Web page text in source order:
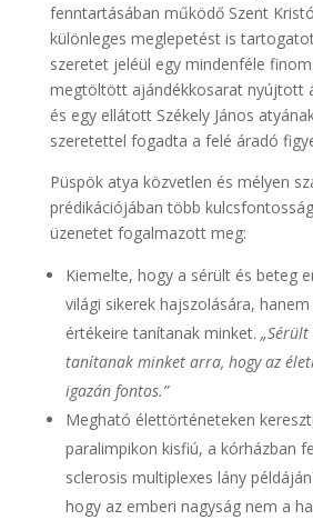
fenntartásában működő Szent
különleges meglepetést is
szeretet jeléül egy mindenféle
megtöltött ajándékkosarat nyújtott
és egy ellátott Székely János
szeretettel fogadta a felé áradó
Püspök atya közvetlen és mélyen
prédikációjában több
üzenetet fogalmazott meg:
Kiemelte, hogy a sérült és beteg
világi sikerek hajszolására,
értékeire tanítanak minket.
tanítanak minket arra, hogy az
igazán fontos.”
Megható élettörténeteken
paralimpikon kisfiú, a kórházban
sclerosis multiplexes lány
hogy az emberi nagyság nem a